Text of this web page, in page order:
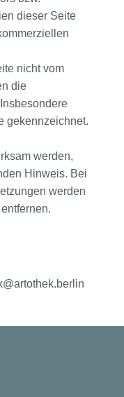
dieser Seite
nicht vom
die
gekennzeichnet.
werden,
Hinweis. Bei
werden